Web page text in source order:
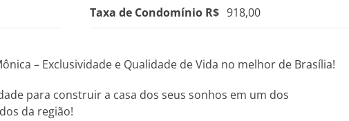
Taxa de Condomínio R$ 918,00
– Exclusividade e Qualidade de Vida no melhor de Brasília!
para construir a casa dos seus sonhos em um dos
da região!